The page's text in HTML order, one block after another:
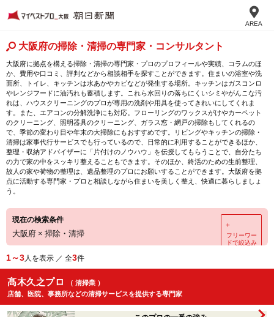
AREA
大阪府の掃除・清掃の専門家・コンサルタント
大阪府に拠点を構える掃除・清掃の専門家・プロのプロフィールや実績、コラムのほ
か、費用や口コミ、評判などから相談相手を探すことができます。住まいの浴室や洗
面所、トイレ、キッチンは水あかやカビなどが発生する場所。キッチンはガスコンロ
やレンジフードに油汚れも蓄積します。これら水回りの落ちにくいシミやがんこな汚
れは、ハウスクリーニングのプロが専用の洗剤や用具を使ってきれいにしてくれま
す。また、エアコンの分解洗浄にも対応。フローリングのワックスがけやカーペット
のクリーニング、照明器具のクリーニング、ガラス窓・網戸の掃除もしてくれるの
で、季節の変わり目や年末の大掃除にもおすすめです。リビングやキッチンの掃除・
清掃は家事代行サービスでも行っているので、日常的に利用することができるほか、
整理・収納アドバイザーに「片付けのノウハウ」を伝授してもらうことで、自分たち
の力で家の中をスッキリ整えることもできます。そのほか、終活のための生前整理、
故人の家や荷物の整理は、遺品整理のプロにお願いすることができます。大阪府を拠
点に活動する専門家・プロと相談しながら住まいを美しく整え、快適に暮らしましょ
う。
現在の検索条件
大阪府 × 掃除・清掃
＋
フリーワー
ドで絞込み
1～3人を表示 ／ 全3件
髙木久之プロ
（ 清掃業 ）
店舗、医院、事務所などの清掃サービスを提供する専門家